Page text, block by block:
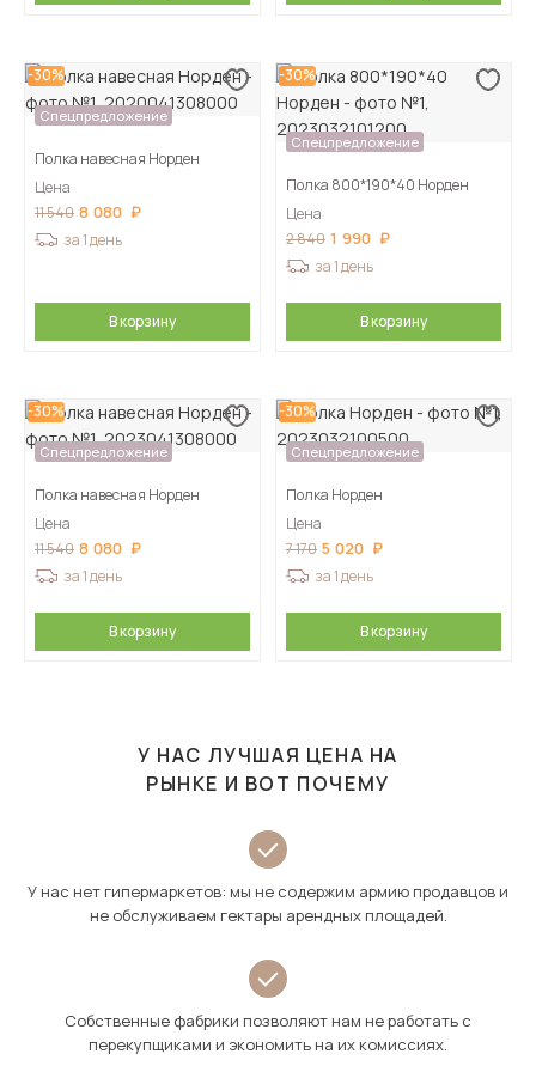
-30%
Спецпредложение
Полка навесная Норден
Цена
11 540 8 080
за 1 день
В корзину
-30%
Спецпредложение
Полка 800*190*40 Норден
Цена
2 840 1 990
за 1 день
В корзину
-30%
Спецпредложение
Полка навесная Норден
Цена
11 540 8 080
за 1 день
В корзину
-30%
Спецпредложение
Полка Норден
Цена
7 170 5 020
за 1 день
В корзину
У НАС ЛУЧШАЯ ЦЕНА НА
РЫНКЕ И ВОТ ПОЧЕМУ
У нас нет гипермаркетов: мы не содержим армию продавцов и
не обслуживаем гектары арендных площадей.
Собственные фабрики позволяют нам не работать с
перекупщиками и экономить на их комиссиях.